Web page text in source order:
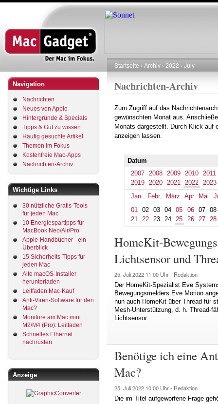
Direkt
zum
Navigation
Nachrichten
Neues von Apple
Hintergründe & Specials
Tipps & Gut zu wissen
Häufig gesuchte Artikel
Themen im Fokus
Kostenfreie Mac-Apps
Nachrichten-Archiv
Wichtige Links
30 nützliche Gratis-Tools
für jeden Mac
10 Energiespartipps für
MacBook Neo/Air/Pro
Apple-Handbücher - ein
Überblick
15 Sicherheits-Tipps für
jeden Mac
Alte macOS-Installer
herunterladen
Leitfaden Mac-Kauf
Anti-Viren-Software für den
Mac?
Monitore am Mac mini
M2/M4 (Pro): Leitfaden
Schnelles Ethernet
nachrüsten
Anzeige
Pfadnavigation
Startseite Archiv 2022 July
Nachrichten-Archiv
Zum Zugriff auf das
gewünschten Monat aus.
Monats dargestellt. Durch Klick auf
anzeigen lassen.
Datum
2007
2008 2009 2010
2011
2019
2020 2021 2022
2023
Jan.
Febr. März Apr Mai
01
02 03 04 05 06 07
08
21
22 23 24 25 26 27 28
HomeKit-
Lichtsensor und
25. Juli 2022 11:00 Uhr - Redaktion
Der HomeKit-Spezialist Eve
Bewegungsmelders Eve Motion
nun auch HomeKit über Thread für
Mesh-Unterstützung, d. h. Thread-
Lichtsensor.
Benötige ich eine
Mac?
25. Juli 2022 10:00 Uhr - Redaktion
Die im Titel aufgeworfene Frage